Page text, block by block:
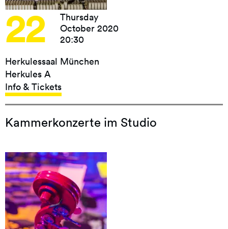
22
Thursday
October 2020
20:30
Herkulessaal München
Herkules A
Info & Tickets
Kammerkonzerte im Studio